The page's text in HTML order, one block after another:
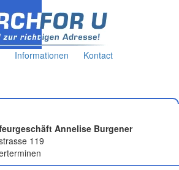
Informationen Kontact
Annelise Burgener
119